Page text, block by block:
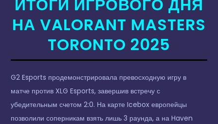
ИТОГИ ИГРОВОГО ДНЯ
НА VALORANT MASTERS
TORONTO 2025
G2 Esports продемонстрировала превосходную игру в
матче против XLG Esports, завершив встречу с
убедительным счетом 2:0. На карте Icebox европейцы
позволили соперникам взять лишь 3 раунда, а на Haven